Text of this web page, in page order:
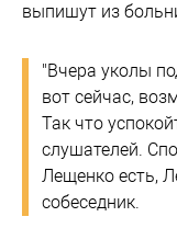
выпишут из
"Вчера уколы
вот сейчас,
Так что
слушателей.
Лещенко есть,
собеседник.